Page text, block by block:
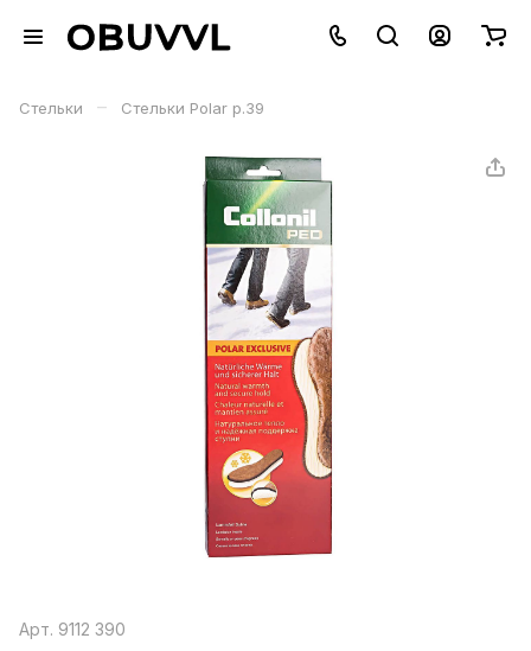
Стельки – Стельки Polar р.39
Арт. 9112 390